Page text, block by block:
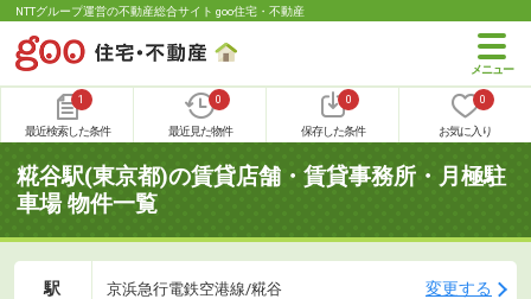
NTTグループ運営の不動産総合サイト goo住宅・不動産
1
最近検索した条件
0
最近見た物件
0
保存した条件
0
お気に入り
糀谷駅(東京都)の賃貸店舗・賃貸事務所・月極駐
車場 物件一覧
駅 京浜急行電鉄空港線/糀谷 変更する